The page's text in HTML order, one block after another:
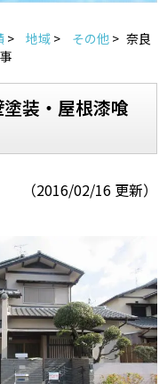
っぱい
実績
りの施工実績
ームローン
ト・マンション修繕
> 地域 > その他 > 奈良
装・屋根漆喰
（2016/02/16 更新）